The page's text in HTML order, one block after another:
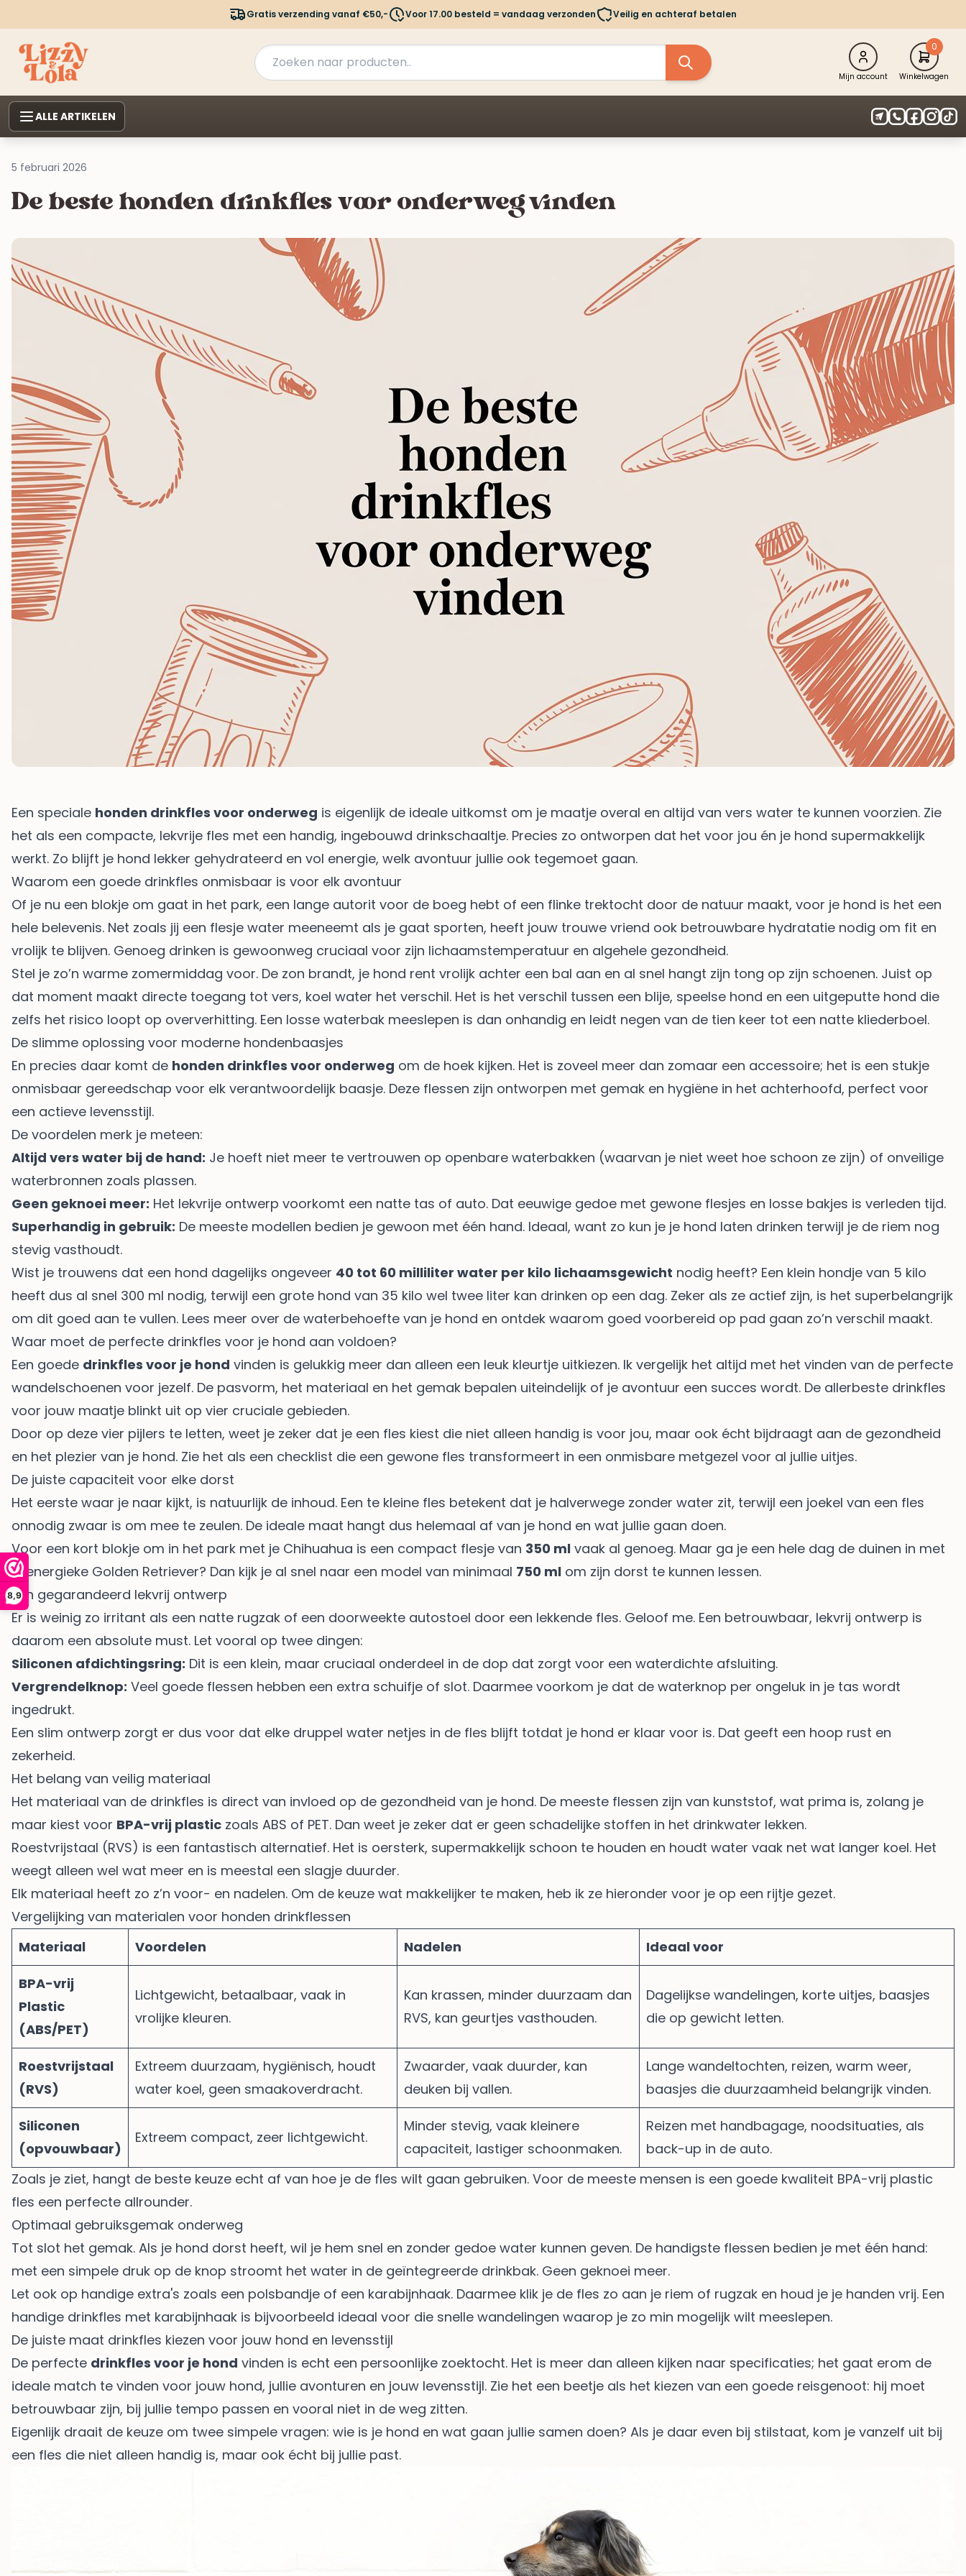
8,9
Gratis verzending vanaf €50,- Voor 17.00 besteld = vandaag verzonden Veilig en achteraf betalen
Mijn account
0
Winkelwagen
ALLE ARTIKELEN
5 februari 2026
De beste honden drinkfles voor onderweg vinden
Een speciale honden drinkfles voor onderweg is eigenlijk de ideale uitkomst om je maatje overal en altijd van vers water te kunnen voorzien. Zie
het als een compacte, lekvrije fles met een handig, ingebouwd drinkschaaltje. Precies zo ontworpen dat het voor jou én je hond supermakkelijk
werkt. Zo blijft je hond lekker gehydrateerd en vol energie, welk avontuur jullie ook tegemoet gaan.
Waarom een goede drinkfles onmisbaar is voor elk avontuur
Of je nu een blokje om gaat in het park, een lange autorit voor de boeg hebt of een flinke trektocht door de natuur maakt, voor je hond is het een
hele belevenis. Net zoals jij een flesje water meeneemt als je gaat sporten, heeft jouw trouwe vriend ook betrouwbare hydratatie nodig om fit en
vrolijk te blijven. Genoeg drinken is gewoonweg cruciaal voor zijn lichaamstemperatuur en algehele gezondheid.
Stel je zo’n warme zomermiddag voor. De zon brandt, je hond rent vrolijk achter een bal aan en al snel hangt zijn tong op zijn schoenen. Juist op
dat moment maakt directe toegang tot vers, koel water het verschil. Het is het verschil tussen een blije, speelse hond en een uitgeputte hond die
zelfs het risico loopt op oververhitting. Een losse waterbak meeslepen is dan onhandig en leidt negen van de tien keer tot een natte kliederboel.
De slimme oplossing voor moderne hondenbaasjes
En precies daar komt de honden drinkfles voor onderweg om de hoek kijken. Het is zoveel meer dan zomaar een accessoire; het is een stukje
onmisbaar gereedschap voor elk verantwoordelijk baasje. Deze flessen zijn ontworpen met gemak en hygiëne in het achterhoofd, perfect voor
een actieve levensstijl.
De voordelen merk je meteen:
Altijd vers water bij de hand: Je hoeft niet meer te vertrouwen op openbare waterbakken (waarvan je niet weet hoe schoon ze zijn) of onveilige
waterbronnen zoals plassen.
Geen geknoei meer: Het lekvrije ontwerp voorkomt een natte tas of auto. Dat eeuwige gedoe met gewone flesjes en losse bakjes is verleden tijd.
Superhandig in gebruik: De meeste modellen bedien je gewoon met één hand. Ideaal, want zo kun je je hond laten drinken terwijl je de riem nog
stevig vasthoudt.
Wist je trouwens dat een hond dagelijks ongeveer 40 tot 60 milliliter water per kilo lichaamsgewicht nodig heeft? Een klein hondje van 5 kilo
heeft dus al snel 300 ml nodig, terwijl een grote hond van 35 kilo wel twee liter kan drinken op een dag. Zeker als ze actief zijn, is het superbelangrijk
om dit goed aan te vullen. Lees meer over de waterbehoefte van je hond en ontdek waarom goed voorbereid op pad gaan zo’n verschil maakt.
Waar moet de perfecte drinkfles voor je hond aan voldoen?
Een goede drinkfles voor je hond vinden is gelukkig meer dan alleen een leuk kleurtje uitkiezen. Ik vergelijk het altijd met het vinden van de perfecte
wandelschoenen voor jezelf. De pasvorm, het materiaal en het gemak bepalen uiteindelijk of je avontuur een succes wordt. De allerbeste drinkfles
voor jouw maatje blinkt uit op vier cruciale gebieden.
Door op deze vier pijlers te letten, weet je zeker dat je een fles kiest die niet alleen handig is voor jou, maar ook écht bijdraagt aan de gezondheid
en het plezier van je hond. Zie het als een checklist die een gewone fles transformeert in een onmisbare metgezel voor al jullie uitjes.
De juiste capaciteit voor elke dorst
Het eerste waar je naar kijkt, is natuurlijk de inhoud. Een te kleine fles betekent dat je halverwege zonder water zit, terwijl een joekel van een fles
onnodig zwaar is om mee te zeulen. De ideale maat hangt dus helemaal af van je hond en wat jullie gaan doen.
Voor een kort blokje om in het park met je Chihuahua is een compact flesje van 350 ml vaak al genoeg. Maar ga je een hele dag de duinen in met
je energieke Golden Retriever? Dan kijk je al snel naar een model van minimaal 750 ml om zijn dorst te kunnen lessen.
Een gegarandeerd lekvrij ontwerp
Er is weinig zo irritant als een natte rugzak of een doorweekte autostoel door een lekkende fles. Geloof me. Een betrouwbaar, lekvrij ontwerp is
daarom een absolute must. Let vooral op twee dingen:
Siliconen afdichtingsring: Dit is een klein, maar cruciaal onderdeel in de dop dat zorgt voor een waterdichte afsluiting.
Vergrendelknop: Veel goede flessen hebben een extra schuifje of slot. Daarmee voorkom je dat de waterknop per ongeluk in je tas wordt
ingedrukt.
Een slim ontwerp zorgt er dus voor dat elke druppel water netjes in de fles blijft totdat je hond er klaar voor is. Dat geeft een hoop rust en
zekerheid.
Het belang van veilig materiaal
Het materiaal van de drinkfles is direct van invloed op de gezondheid van je hond. De meeste flessen zijn van kunststof, wat prima is, zolang je
maar kiest voor BPA-vrij plastic zoals ABS of PET. Dan weet je zeker dat er geen schadelijke stoffen in het drinkwater lekken.
Roestvrijstaal (RVS) is een fantastisch alternatief. Het is oersterk, supermakkelijk schoon te houden en houdt water vaak net wat langer koel. Het
weegt alleen wel wat meer en is meestal een slagje duurder.
Elk materiaal heeft zo z’n voor- en nadelen. Om de keuze wat makkelijker te maken, heb ik ze hieronder voor je op een rijtje gezet.
Vergelijking van materialen voor honden drinkflessen
Materiaal
Voordelen Nadelen Ideaal voor
BPA-vrij
Plastic
(ABS/PET)
Lichtgewicht, betaalbaar, vaak in
vrolijke kleuren.
Kan krassen, minder duurzaam dan
RVS, kan geurtjes vasthouden.
Dagelijkse wandelingen, korte uitjes, baasjes
die op gewicht letten.
Roestvrijstaal
(RVS)
Extreem duurzaam, hygiënisch, houdt
water koel, geen smaakoverdracht.
Zwaarder, vaak duurder, kan
deuken bij vallen.
Lange wandeltochten, reizen, warm weer,
baasjes die duurzaamheid belangrijk vinden.
Siliconen
(opvouwbaar)
Extreem compact, zeer lichtgewicht.
Minder stevig, vaak kleinere
capaciteit, lastiger schoonmaken.
Reizen met handbagage, noodsituaties, als
back-up in de auto.
Zoals je ziet, hangt de beste keuze echt af van hoe je de fles wilt gaan gebruiken. Voor de meeste mensen is een goede kwaliteit BPA-vrij plastic
fles een perfecte allrounder.
Optimaal gebruiksgemak onderweg
Tot slot het gemak. Als je hond dorst heeft, wil je hem snel en zonder gedoe water kunnen geven. De handigste flessen bedien je met één hand:
met een simpele druk op de knop stroomt het water in de geïntegreerde drinkbak. Geen geknoei meer.
Let ook op handige extra's zoals een polsbandje of een karabijnhaak. Daarmee klik je de fles zo aan je riem of rugzak en houd je je handen vrij. Een
handige drinkfles met karabijnhaak is bijvoorbeeld ideaal voor die snelle wandelingen waarop je zo min mogelijk wilt meeslepen.
De juiste maat drinkfles kiezen voor jouw hond en levensstijl
De perfecte drinkfles voor je hond vinden is echt een persoonlijke zoektocht. Het is meer dan alleen kijken naar specificaties; het gaat erom de
ideale match te vinden voor jouw hond, jullie avonturen en jouw levensstijl. Zie het een beetje als het kiezen van een goede reisgenoot: hij moet
betrouwbaar zijn, bij jullie tempo passen en vooral niet in de weg zitten.
Eigenlijk draait de keuze om twee simpele vragen: wie is je hond en wat gaan jullie samen doen? Als je daar even bij stilstaat, kom je vanzelf uit bij
een fles die niet alleen handig is, maar ook écht bij jullie past.